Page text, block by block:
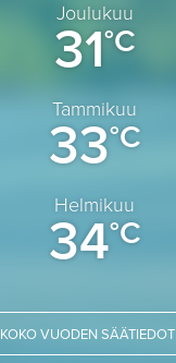
Joulukuu
31°C
Tammikuu
33°C
Helmikuu
34°C
KOKO VUODEN SÄÄTIEDOT